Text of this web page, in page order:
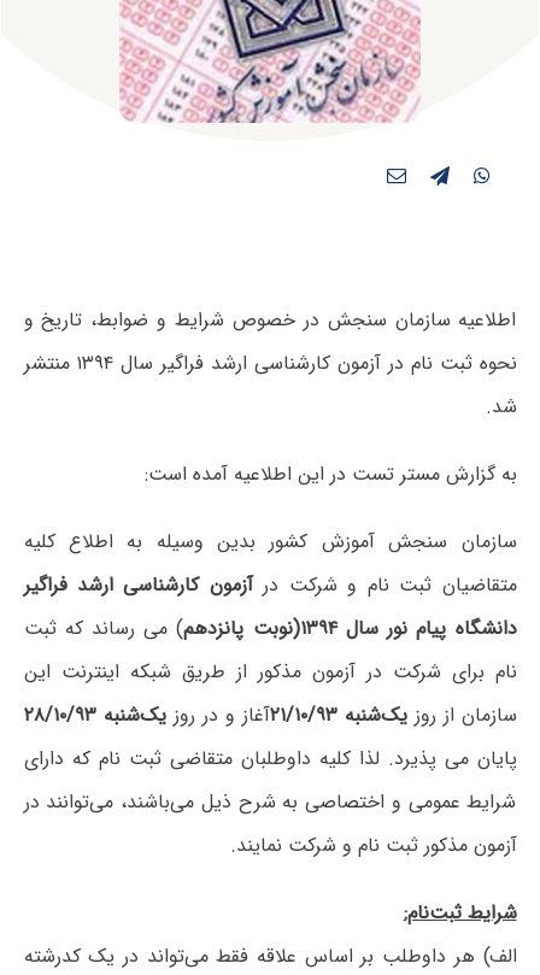
اطلاعیه سازمان سنجش در خصوص شرایط و ضوابط، تاریخ و
نحوه ثبت نام در آزمون کارشناسی ارشد فراگیر سال ۱۳۹۴ منتشر
شد.
به گزارش مستر تست در این اطلاعیه آمده است:
سازمان سنجش آموزش کشور بدین وسیله به اطلاع کلیه
متقاضیان ثبت نام و شرکت درآزمون کارشناسی ارشد فراگیر
دانشگاه پیام نور سال ۱۳۹۴(نوبت پانزدهم
) می رساند که ثبت
نام برای شرکت در آزمون مذکور از طریق شبکه اینترنت این
سازمان از روز یک‌شنبه ۲۱/۱۰/۹۳ آغاز و در روز یک‌شنبه ۲۸/۱۰/۹۳
پایان می پذیرد. لذا کلیه داوطلبان متقاضی ثبت نام که دارای
شرایط عمومی و اختصاصی به شرح ذیل می‌باشند، می‌توانند در
آزمون مذکور ثبت نام و شرکت نمایند.
شرایط ثبت‌نام:
الف) هر داوطلب ‌بر اساس ‌علاقه ‌فقط می‌تواند در یک کدرشته‌